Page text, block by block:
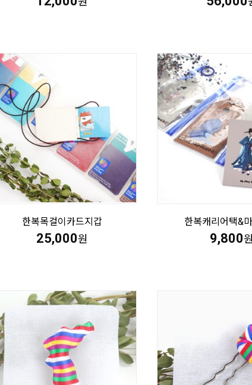
한복목걸이카드지갑
25,000원
한복캐리어택&
9,800